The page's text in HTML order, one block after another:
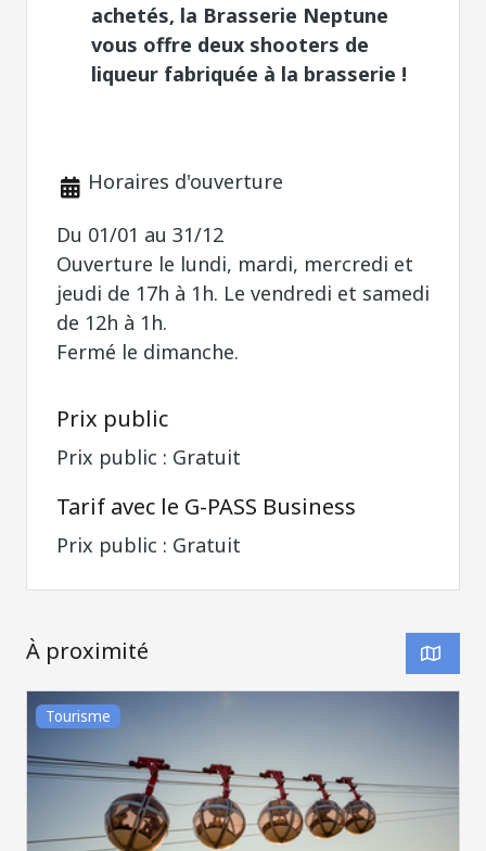
vous offre deux shooters de
liqueur fabriquée à la brasserie !
Du 01/01 au 31/12
Ouverture le lundi, mardi, mercredi et
jeudi de 17h à 1h. Le vendredi et samedi
de 12h à 1h.
Fermé le dimanche.
Prix public : Gratuit
Tarif avec le G-PASS Business
Prix public : Gratuit
Tourisme